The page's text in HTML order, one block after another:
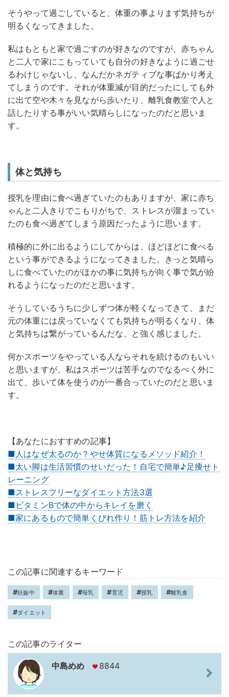
そうやって過ごしていると、体重の事よりまず気持ちが
明るくなってきました。
私はもともと家で過ごすのが好きなのですが、赤ちゃん
と二人で家にこもっていても自分の好きなように過ごせ
るわけじゃないし、なんだかネガティブな事ばかり考え
てしまうのです。それが体重減が目的だったにしても外
に出て空や木々を見ながら歩いたり、離乳食教室で人と
話したりする事がいい気晴らしになったのだと思いま
す。
体と気持ち
授乳を理由に食べ過ぎていたのもありますが、家に赤ち
ゃんと二人きりでこもりがちで、ストレスが溜まってい
たのも食べ過ぎてしまう原因だったように思います。
積極的に外に出るようにしてからは、ほどほどに食べる
という事ができるようになってきました。きっと気晴ら
しに食べていたのがほかの事に気持ちが向く事で気が紛
れるようになったのだと思います。
そうしているうちに少しずつ体が軽くなってきて、まだ
元の体重には戻っていなくても気持ちが明るくなり、体
と気持ちは繋がっているんだな、と強く感じました。
何かスポーツをやっている人ならそれを続けるのもいい
と思いますが、私はスポーツは苦手なのでなるべく外に
出て、歩いて体を使うのが一番合っていたのだと思いま
す。
【あなたにおすすめの記事】
■人はなぜ太るのか？やせ体質になるメソッド紹介！
■太い脚は生活習慣のせいだった！自宅で簡単♪足痩せト
レーニング
■ストレスフリーなダイエット方法3選
■ビタミンBで体の中からキレイを磨く
■家にあるもので簡単くびれ作り！筋トレ方法を紹介
この記事に関連するキーワード
妊娠中 体重 母乳 育児 授乳 離乳食
ダイエット
この記事のライター
中島めめ 8844